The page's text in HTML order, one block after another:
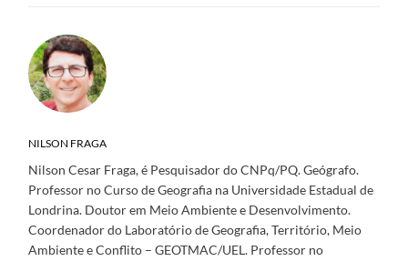
NILSON FRAGA
Nilson Cesar Fraga, é Pesquisador do CNPq/PQ. Geógrafo.
Professor no Curso de Geografia na Universidade Estadual de
Londrina. Doutor em Meio Ambiente e Desenvolvimento.
Coordenador do Laboratório de Geografia, Território, Meio
Ambiente e Conflito – GEOTMAC/UEL. Professor no